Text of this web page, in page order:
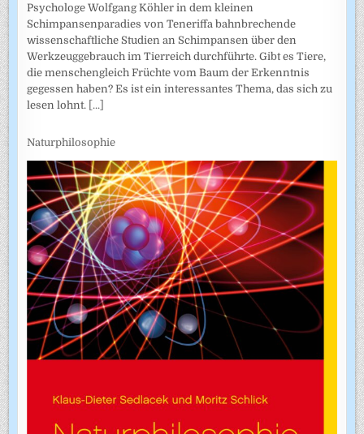
Psychologe Wolfgang Köhler in dem kleinen
Schimpansenparadies von Teneriffa bahnbrechende
wissenschaftliche Studien an Schimpansen über den
Werkzeuggebrauch im Tierreich durchführte. Gibt es Tiere,
die menschengleich Früchte vom Baum der Erkenntnis
gegessen haben? Es ist ein interessantes Thema, das sich zu
lesen lohnt. [...]
Naturphilosophie